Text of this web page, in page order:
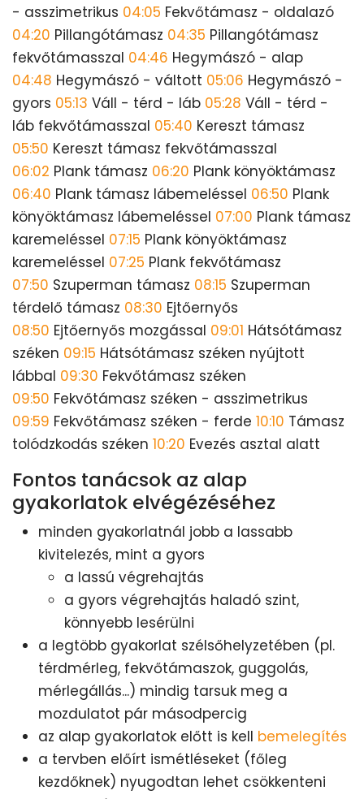
- asszimetrikus 04:05 Fekvőtámasz - oldalazó
04:20 Pillangótámasz 04:35 Pillangótámasz
fekvőtámasszal 04:46 Hegymászó - alap
04:48 Hegymászó - váltott 05:06 Hegymászó -
gyors 05:13 Váll - térd - láb 05:28 Váll - térd -
láb fekvőtámasszal 05:40 Kereszt támasz
05:50 Kereszt támasz fekvőtámasszal
06:02 Plank támasz 06:20 Plank könyöktámasz
06:40 Plank támasz lábemeléssel 06:50 Plank
könyöktámasz lábemeléssel 07:00 Plank támasz
karemeléssel 07:15 Plank könyöktámasz
karemeléssel 07:25 Plank fekvőtámasz
07:50 Szuperman támasz 08:15 Szuperman
térdelő támasz 08:30 Ejtőernyős
08:50 Ejtőernyős mozgással 09:01 Hátsótámasz
széken 09:15 Hátsótámasz széken nyújtott
lábbal 09:30 Fekvőtámasz széken
09:50 Fekvőtámasz széken - asszimetrikus
09:59 Fekvőtámasz széken - ferde 10:10 Támasz
tolódzkodás széken 10:20 Evezés asztal alatt
Fontos tanácsok az alap
gyakorlatok elvégézéséhez
minden gyakorlatnál jobb a lassabb
kivitelezés, mint a gyors
a lassú végrehajtás
a gyors végrehajtás haladó szint,
könnyebb lesérülni
a legtöbb gyakorlat szélsőhelyzetében (pl.
térdmérleg, fekvőtámaszok, guggolás,
mérlegállás...) mindig tarsuk meg a
mozdulatot pár másodpercig
az alap gyakorlatok előtt is kell bemelegítés
a tervben előírt ismétléseket (főleg
kezdőknek) nyugodtan lehet csökkenteni